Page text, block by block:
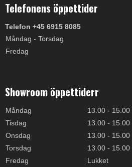
Telefonens öppettider
Telefon +45 6915 8085
Måndag - Torsdag
Fredag
Showroom öppettiderr
Måndag
13.00 - 15.00
Tisdag
13.00 - 15.00
Onsdag
13.00 - 15.00
Torsdag
13.00 - 15.00
Fredag
Lukket